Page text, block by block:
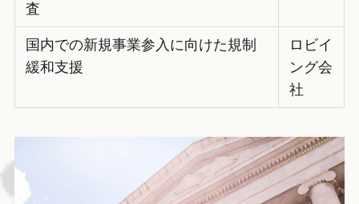
査
国内での新規事業参入に向けた規制
緩和支援
ロビイ
ング会
社